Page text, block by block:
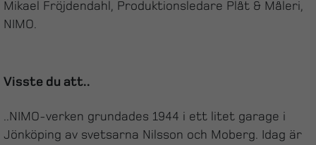
Mikael Fröjdendahl, Produktionsledare Plåt & Måleri,
NIMO.
Visste du att..
..NIMO-verken grundades 1944 i ett litet garage i
Jönköping av svetsarna Nilsson och Moberg. Idag är